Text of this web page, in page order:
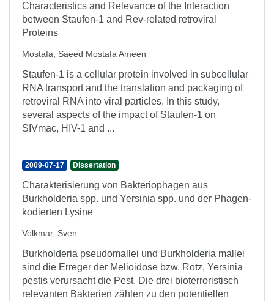
Characteristics and Relevance of the Interaction
between Staufen-1 and Rev-related retroviral
Proteins
Mostafa, Saeed Mostafa Ameen
Staufen-1 is a cellular protein involved in subcellular
RNA transport and the translation and packaging of
retroviral RNA into viral particles. In this study,
several aspects of the impact of Staufen-1 on
SIVmac, HIV-1 and ...
2009-07-17 Dissertation
Charakterisierung von Bakteriophagen aus
Burkholderia spp. und Yersinia spp. und der Phagen-
kodierten Lysine
Volkmar, Sven
Burkholderia pseudomallei und Burkholderia mallei
sind die Erreger der Melioidose bzw. Rotz, Yersinia
pestis verursacht die Pest. Die drei bioterroristisch
relevanten Bakterien zählen zu den potentiellen